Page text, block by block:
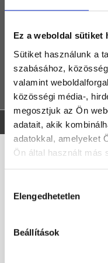
Ez a weboldal sütiket
Sütiket használunk a
szabásához,
valamint
közösségi média-,
megosztjuk az Ön
adatait, akik
adatokkal, amelyeket
Ön által használt más
kiválasztása
Elengedhetetlen
Beállítások
GYIK
KAPCSOLAT
Kezdőlap
No products found
Kádparavánok